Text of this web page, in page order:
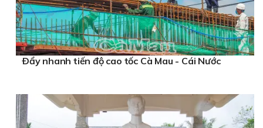
Ðẩy nhanh tiến độ cao tốc Cà Mau - Cái Nước